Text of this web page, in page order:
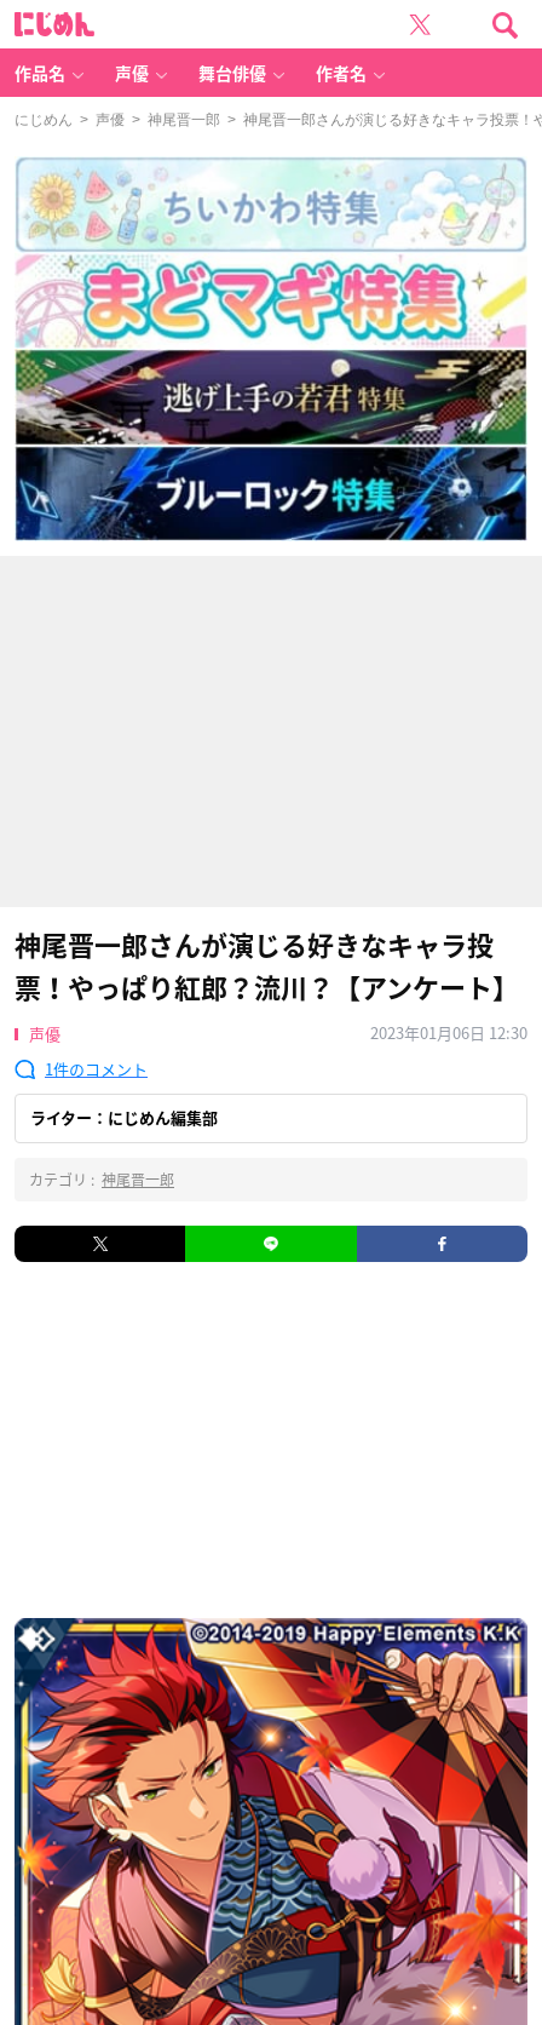
作品名 声優 舞台俳優 作者名
にじめん > 声優 > 神尾晋一郎 > 神尾晋一郎さんが演じる好きなキャラ投票！
神尾晋一郎さんが演じる好きなキャラ投
票！やっぱり紅郎？流川？【アンケート】
声優
2023年01月06日 12:30
1
ライター：にじめん編集部
カテゴリ : 神尾晋一郎